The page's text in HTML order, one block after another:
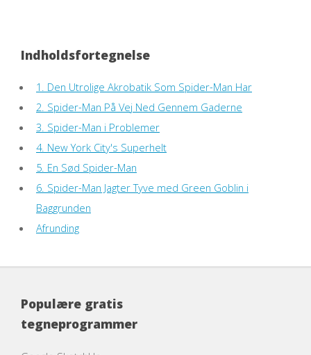
Indholdsfortegnelse
1. Den Utrolige Akrobatik Som Spider-Man Har
2. Spider-Man På Vej Ned Gennem Gaderne
3. Spider-Man i Problemer
4. New York City's Superhelt
5. En Sød Spider-Man
6. Spider-Man Jagter Tyve med Green Goblin i
Baggrunden
Afrunding
Populære gratis
tegneprogrammer